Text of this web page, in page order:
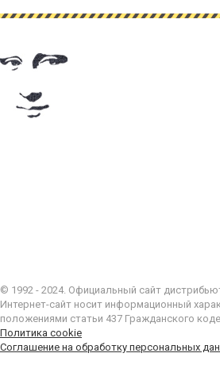
© 1992 - 2024. Официальный сайт
Интернет-сайт носит информационный
положениями статьи 437 Гражданского
Политика cookie
Соглашение на обработку персональных